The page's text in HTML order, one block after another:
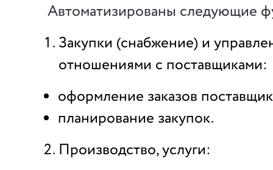
Автоматизированы следующие
Закупки (снабжение) и
отношениями с поставщиками:
оформление заказов
планирование закупок.
Производство, услуги: